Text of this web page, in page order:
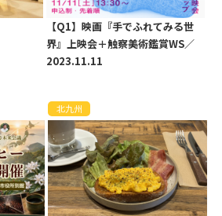
【Q1】映画『手でふれてみる世
界』上映会＋触察美術鑑賞WS／
2023.11.11
北九州